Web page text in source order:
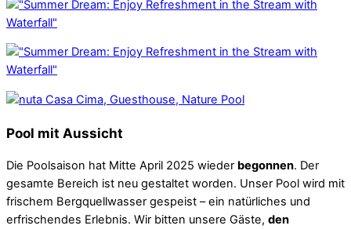
Pool mit Aussicht
Die Poolsaison hat Mitte April 2025 wieder begonnen. Der
gesamte Bereich ist neu gestaltet worden. Unser Pool wird mit
frischem Bergquellwasser gespeist – ein natürliches und
erfrischendes Erlebnis. Wir bitten unsere Gäste, den